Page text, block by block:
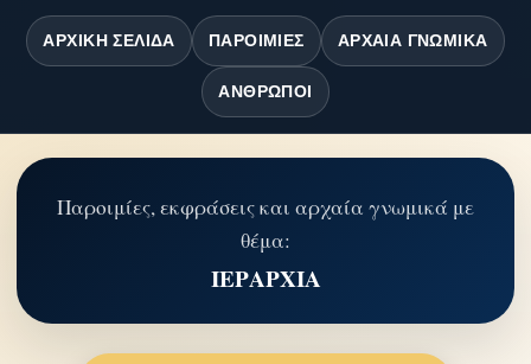
ΑΡΧΙΚΉ ΣΕΛΊΔΑ ΠΑΡΟΙΜΊΕΣ ΑΡΧΑΊΑ ΓΝΩΜΙΚΆ
ΆΝΘΡΩΠΟΙ
Παροιμίες, εκφράσεις και αρχαία γνωμικά με
θέμα:
ΙΕΡΑΡΧΙΑ